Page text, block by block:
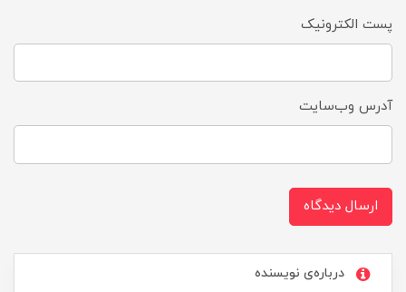
پست الکترونیک
آدرس وب‌سایت
ارسال دیدگاه
درباره‌ی نویسنده